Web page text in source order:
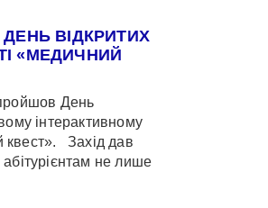
ВІДКРИТИХ
«МЕДИЧНИЙ
День
інтерактивному
Захід дав
не лише